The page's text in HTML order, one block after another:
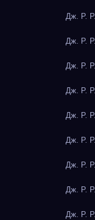
Дж. Р.
Дж. Р.
Дж. Р.
Дж. Р.
Дж. Р.
Дж. Р.
Дж. Р.
Дж. Р.
Дж. Р.